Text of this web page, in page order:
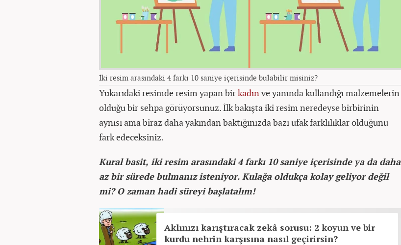
İki resim arasındaki 4 farkı 10 saniye içerisinde bulabilir misiniz?
Yukarıdaki resimde resim yapan birkadınve yanında kullandığı malzemelerin
olduğu bir sehpa görüyorsunuz. İlk bakışta iki resim neredeyse birbirinin
aynısı ama biraz daha yakından baktığınızda bazı ufak farklılıklar olduğunu
fark edeceksiniz.
Kural basit, iki resim arasındaki 4 farkı 10 saniye içerisinde ya da daha
az bir sürede bulmanız isteniyor. Kulağa oldukça kolay geliyor değil
mi? O zaman hadi süreyi başlatalım!
Aklınızı karıştıracak zekâ sorusu: 2 koyun ve bir
kurdu nehrin karşısına nasıl geçirirsin?